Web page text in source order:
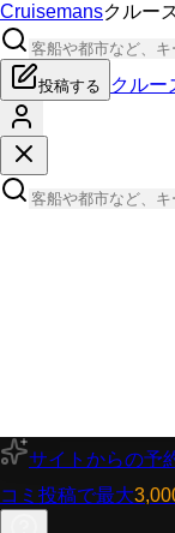
Cruisemansクルー
投稿する クルー
サイトからの予
コミ投稿で最大